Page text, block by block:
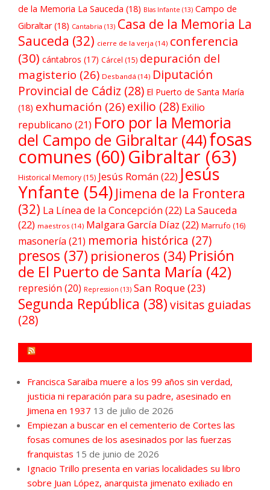
de la Memoria La Sauceda (18) Blas Infante (13) Campo de
Gibraltar(18) Cantabria (13) Casa de la Memoria La
Sauceda (32) cierre de la verja (14) conferencia
(30) cántabros (17) Cárcel (15) depuración del
magisterio (26) Desbandá (14) Diputación
Provincial de Cádiz (28) El Puerto de Santa María
(18) exhumación (26) exilio (28) Exilio
republicano (21) Foro por la Memoria
del Campo de Gibraltar (44)fosas
comunes (60)Gibraltar(63)
Historical Memory (15) Jesús Román(22) Jesús
Ynfante (54) Jimena de la Frontera
(32) La Línea de la Concepción(22) La Sauceda
(22) maestros (14) Malgara García Díaz (22) Marrufo (16)
masonería (21) memoria histórica (27)
presos (37) prisioneros (34) Prisión
de El Puerto de Santa María (42)
represión (20) Repression (13) San Roque(23)
Segunda República (38)visitas guiadas
(28)
Francisca Saraiba muere a los 99 años sin verdad,
justicia ni reparación para su padre, asesinado en
Jimena en 1937 13 de julio de 2026
Empiezan a buscar en el cementerio de Cortes las
fosas comunes de los asesinados por las fuerzas
franquistas 15 de junio de 2026
Ignacio Trillo presenta en varias localidades su libro
sobre Juan López, anarquista jimenato exiliado en